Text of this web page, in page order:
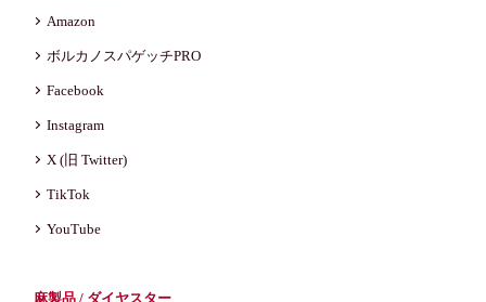
Amazon
ボルカノスパゲッチPRO
Facebook
Instagram
X (旧 Twitter)
TikTok
YouTube
麻製品 / ダイヤスター